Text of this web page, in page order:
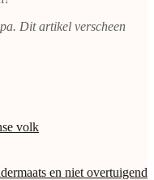
Dit artikel verscheen
volk
en niet overtuigend